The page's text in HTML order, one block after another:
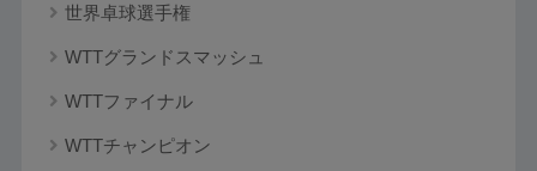
世界卓球選手権
WTTグランドスマッシュ
WTTファイナル
WTTチャンピオン